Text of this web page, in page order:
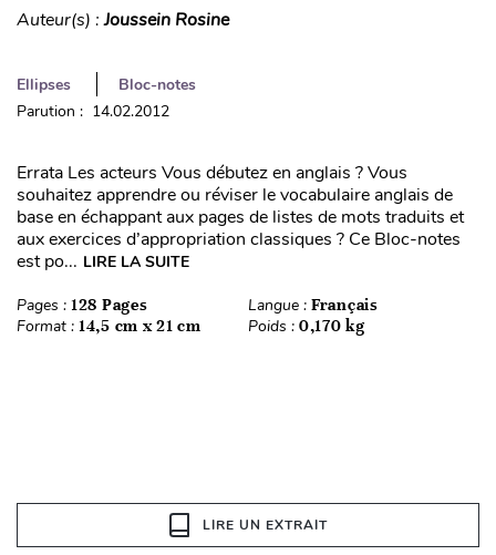
Auteur(s) :Joussein Rosine
Ellipses
Bloc-notes
Parution : 14.02.2012
Errata Les acteurs Vous débutez en anglais ? Vous
souhaitez apprendre ou réviser le vocabulaire anglais de
base en échappant aux pages de listes de mots traduits et
aux exercices d’appropriation classiques ? Ce Bloc-notes
est po... LIRE LA SUITE
Pages : 128 Pages Langue : Français
Format : 14,5 cm x 21 cm Poids : 0,170 kg
LIRE UN EXTRAIT